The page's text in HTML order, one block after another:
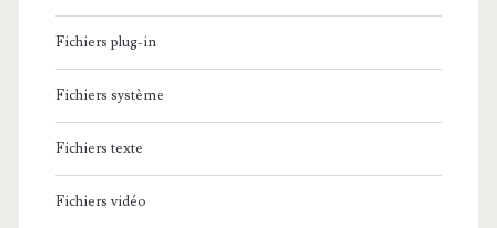
Fichiers plug-in
Fichiers système
Fichiers texte
Fichiers vidéo